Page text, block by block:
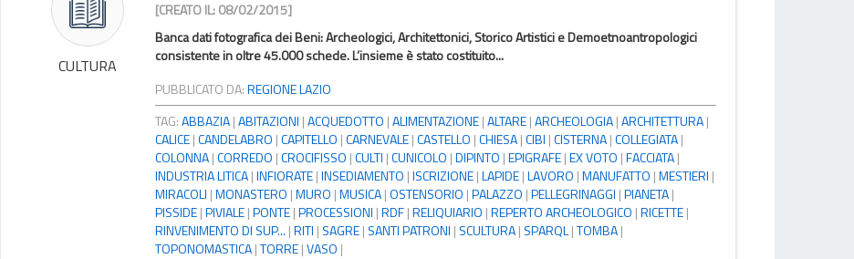
CULTURA
[CREATO IL: 08/02/2015]
Banca dati fotografica dei Beni: Archeologici, Architettonici, Storico Artistici e Demoetnoantropologici
consistente in oltre 45.000 schede. L’insieme è stato costituito...
PUBBLICATO DA:REGIONE LAZIO
TAG:ABBAZIA |ABITAZIONI |ACQUEDOTTO |ALIMENTAZIONE |ALTARE |ARCHEOLOGIA |ARCHITETTURA |
CALICE |CANDELABRO |CAPITELLO |CARNEVALE |CASTELLO |CHIESA |CIBI |CISTERNA |COLLEGIATA |
COLONNA |CORREDO |CROCIFISSO |CULTI |CUNICOLO |DIPINTO |EPIGRAFE |EX VOTO |FACCIATA |
INDUSTRIA LITICA |INFIORATE |INSEDIAMENTO |ISCRIZIONE |LAPIDE |LAVORO |MANUFATTO |MESTIERI |
MIRACOLI |MONASTERO |MURO |MUSICA |OSTENSORIO |PALAZZO |PELLEGRINAGGI |PIANETA |
PISSIDE |PIVIALE |PONTE |PROCESSIONI |RDF |RELIQUIARIO |REPERTO ARCHEOLOGICO |RICETTE |
RINVENIMENTO DI SUP... |RITI | SAGRE | SANTI PATRONI | SCULTURA | SPARQL |TOMBA |
TOPONOMASTICA |TORRE |VASO |